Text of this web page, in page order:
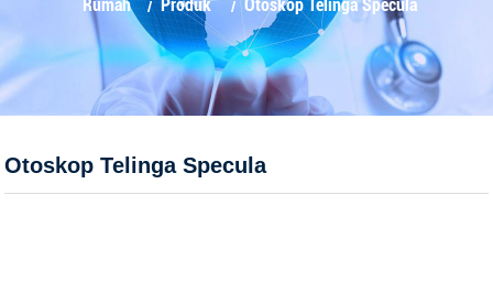
Rumah Produk Otoskop Telinga Specula
Otoskop Telinga Specula